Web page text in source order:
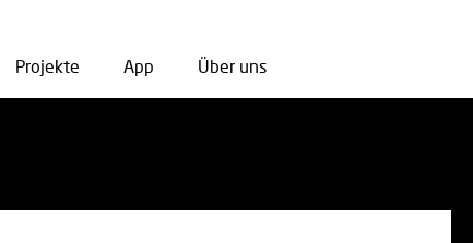
Projekte App Über uns